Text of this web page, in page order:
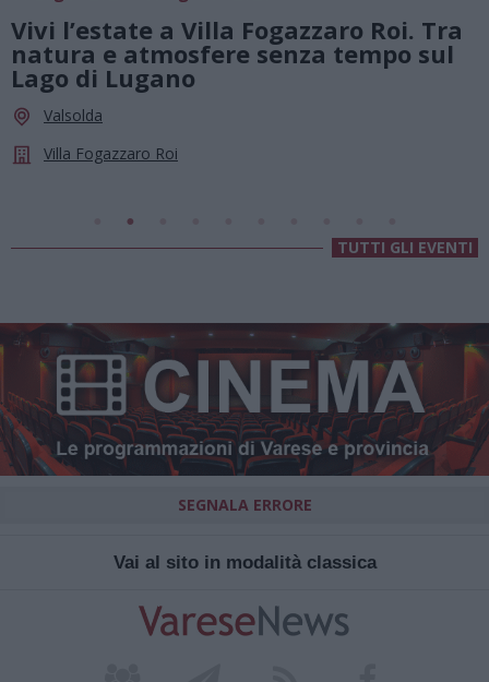
Tra
sul Summer Green Festival: fino
agosto, musica e
le stelle a Cassano Magnago
TUTTI GLI EVENTI
SEGNALA ERRORE
Vai al sito in modalità classica